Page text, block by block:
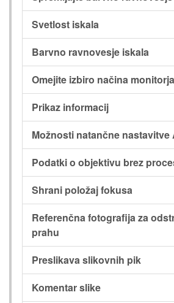
Svetlost iskala
Barvno ravnovesje iskala
Omejite izbiro načina monitorja
Prikaz informacij
Možnosti natančne nastavitve
Podatki o objektivu brez
Shrani položaj fokusa
Referenčna fotografija za
prahu
Preslikava slikovnih pik
Komentar slike